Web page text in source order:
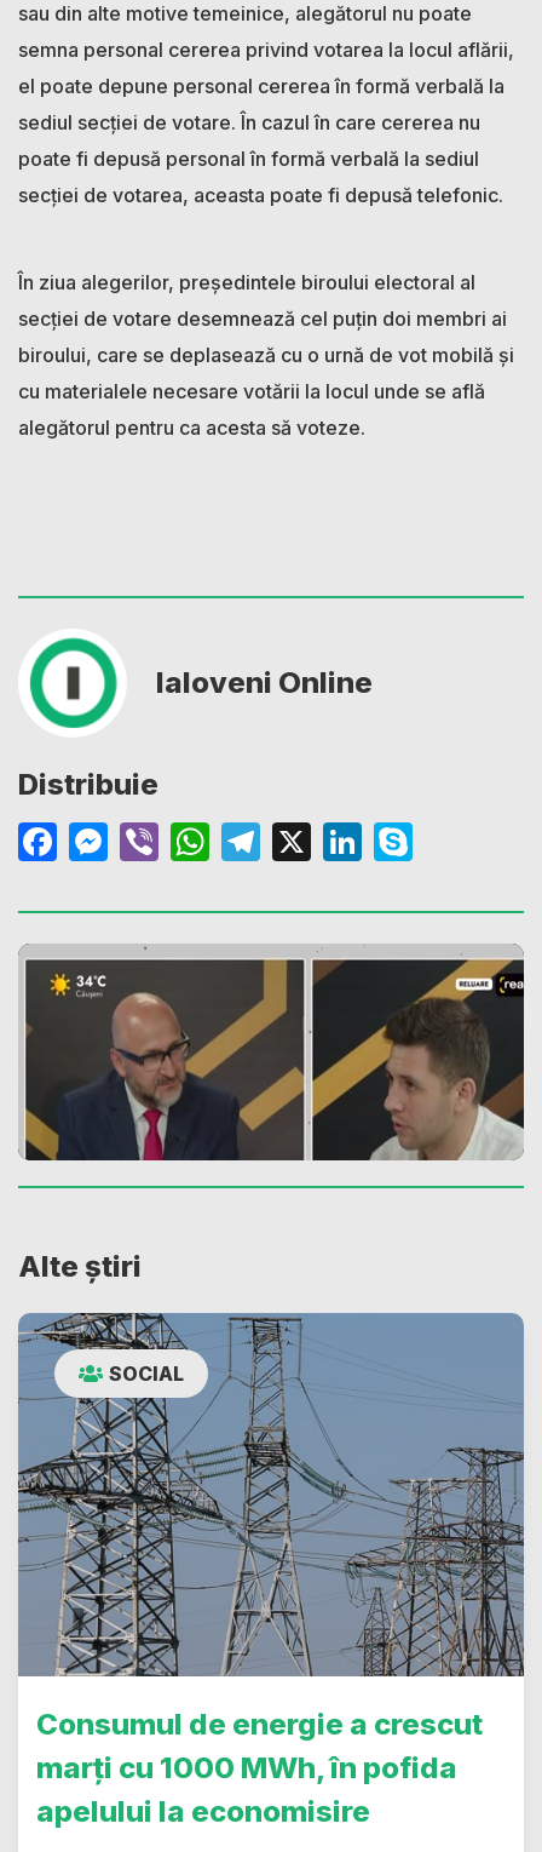
sau din alte motive temeinice, alegătorul nu poate
semna personal cererea privind votarea la locul aflării,
el poate depune personal cererea în formă verbală la
sediul secției de votare. În cazul în care cererea nu
poate fi depusă personal în formă verbală la sediul
secției de votarea, aceasta poate fi depusă telefonic.
În ziua alegerilor, președintele biroului electoral al
secției de votare desemnează cel puțin doi membri ai
biroului, care se deplasează cu o urnă de vot mobilă şi
cu materialele necesare votării la locul unde se află
alegătorul pentru ca acesta să voteze.
Ialoveni Online
Distribuie
Facebook
Messenger
ViberWhatsApp
Telegram
X LinkedIn
Alte știri
SOCIAL
Consumul de energie a crescut
marți cu 1000 MWh, în pofida
apelului la economisire